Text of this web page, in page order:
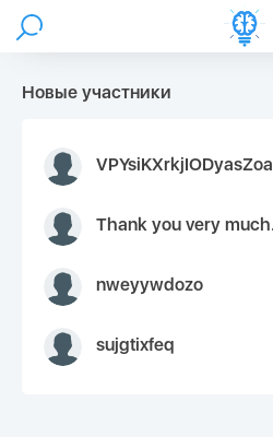
Новые участники
VPYsiKXrkjIODyasZoa
Thank you very much for your inquiry We appreciate you 9126052 https://youtube.com faceapple !
nweyywdozo
sujgtixfeq